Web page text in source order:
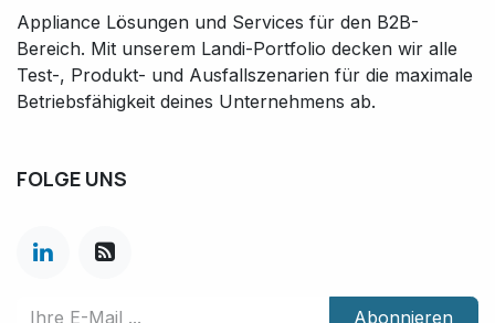
Appliance Lösungen und Services für den B2B-
Bereich. Mit unserem Landi-Portfolio decken wir alle
Test-, Produkt- und Ausfallszenarien für die maximale
Betriebsfähigkeit deines Unternehmens ab.
FOLGE UNS
Abonnieren